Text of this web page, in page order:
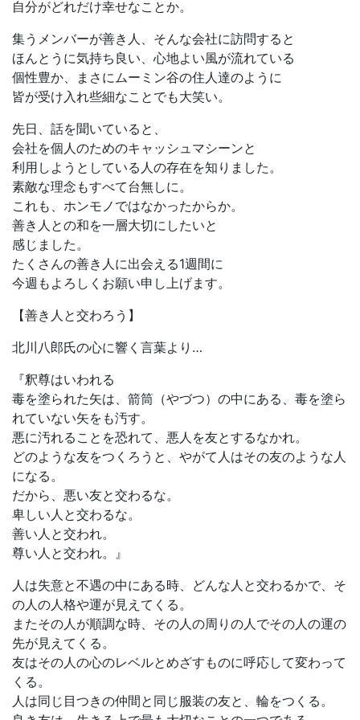
自分がどれだけ幸せなことか。
集うメンバーが善き人、そんな会社に訪問すると
ほんとうに気持ち良い、心地よい風が流れている
個性豊か、まさにムーミン谷の住人達のように
皆が受け入れ些細なことでも大笑い。
先日、話を聞いていると、
会社を個人のためのキャッシュマシーンと
利用しようとしている人の存在を知りました。
素敵な理念もすべて台無しに。
これも、ホンモノではなかったからか。
善き人との和を一層大切にしたいと
感じました。
たくさんの善き人に出会える1週間に
今週もよろしくお願い申し上げます。
【善き人と交わろう】
北川八郎氏の心に響く言葉より…
『釈尊はいわれる
毒を塗られた矢は、箭筒（やづつ）の中にある、毒を塗ら
れていない矢をも汚す。
悪に汚れることを恐れて、悪人を友とするなかれ。
どのような友をつくろうと、やがて人はその友のような人
になる。
だから、悪い友と交わるな。
卑しい人と交わるな。
善い人と交われ。
尊い人と交われ。』
人は失意と不遇の中にある時、どんな人と交わるかで、そ
の人の人格や運が見えてくる。
またその人が順調な時、その人の周りの人でその人の運の
先が見えてくる。
友はその人の心のレベルとめざすものに呼応して変わって
くる。
人は同じ目つきの仲間と同じ服装の友と、輪をつくる。